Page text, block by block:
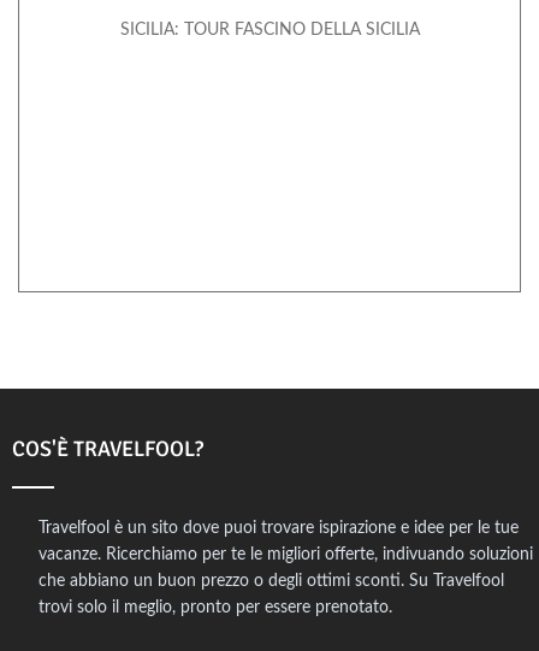
SICILIA: TOUR FASCINO DELLA SICILIA
COS'È TRAVELFOOL?
Travelfool è un sito dove puoi trovare ispirazione e idee per le tue
vacanze. Ricerchiamo per te le migliori offerte, indivuando soluzioni
che abbiano un buon prezzo o degli ottimi sconti. Su Travelfool
trovi solo il meglio, pronto per essere prenotato.